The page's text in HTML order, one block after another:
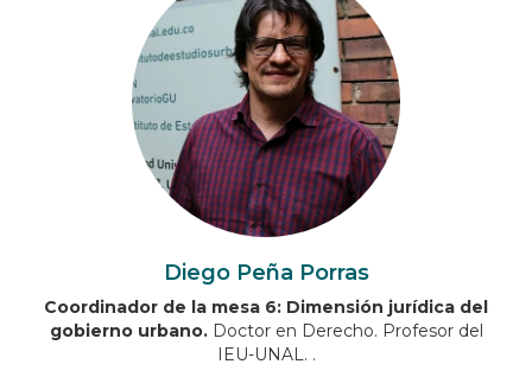
Diego Peña Porras
Coordinador de la mesa 6: Dimensión jurídica del
gobierno urbano. Doctor en Derecho. Profesor del
IEU-UNAL. .